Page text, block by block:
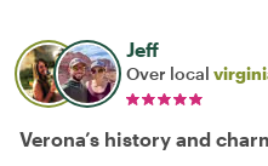
Jeff
Over local
Verona’s history and